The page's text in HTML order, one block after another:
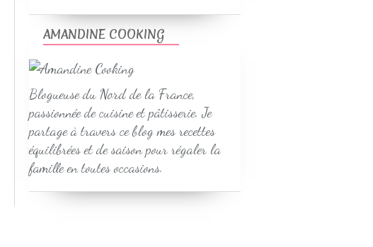
AMANDINE COOKING
Blogueuse du Nord de la France,
passionnée de cuisine et pâtisserie. Je
partage à travers ce blog mes recettes
équilibrées et de saison pour régaler la
famille en toutes occasions.